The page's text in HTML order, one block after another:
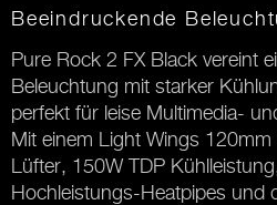
Beeindruckende
Pure Rock 2 FX Black vereint
Beleuchtung mit starker
perfekt für leise Multimedia-
Mit einem Light Wings
Lüfter, 150W TDP
Hochleistungs-Heatpipes und